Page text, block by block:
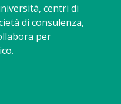
centri di
di consulenza,
per